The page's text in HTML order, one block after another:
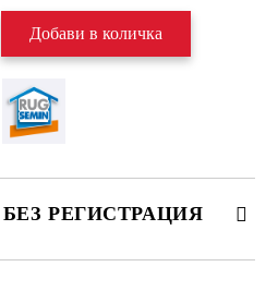
РЕГИСТРАЦИЯ